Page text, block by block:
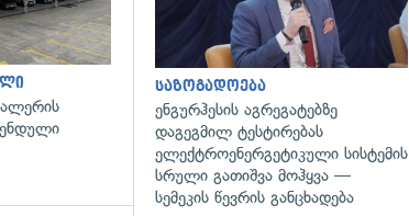
საზოგადოება
ენგურჰესის აგრეგატებზე
დაგეგმილ ტესტირებას
ელექტროენერგეტიკული სისტემის
სრული გათიშვა მოჰყვა —
სემეკის წევრის განცხადება